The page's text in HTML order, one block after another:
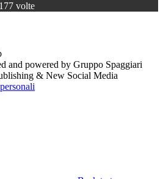
volte
and powered by Gruppo Spaggiari
& New Social Media